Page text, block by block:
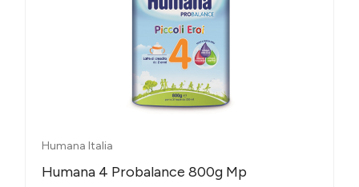
Humana Italia
Humana 4 Probalance 800g Mp